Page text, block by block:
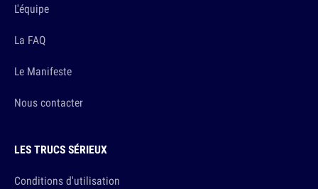
L'équipe
La FAQ
Le Manifeste
Nous contacter
LES TRUCS SÉRIEUX
Conditions d'utilisation